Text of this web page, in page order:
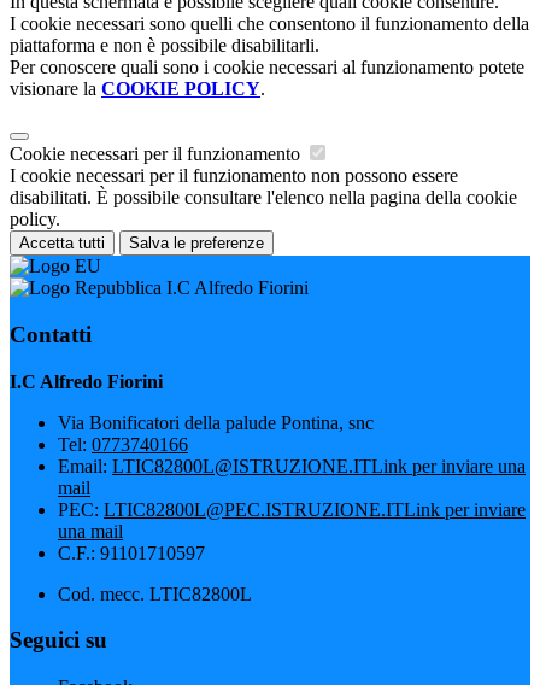
I cookie necessari sono quelli che consentono il funzionamento della
piattaforma e non è possibile disabilitarli.
Per conoscere quali sono i cookie necessari al funzionamento potete
visionare la COOKIE POLICY.
Cookie necessari per il funzionamento
I cookie necessari per il funzionamento non possono essere
disabilitati. È possibile consultare l'elenco nella pagina della cookie
policy.
Accetta tutti Salva le preferenze
I.C Alfredo Fiorini
Contatti
I.C Alfredo Fiorini
Via Bonificatori della palude Pontina, snc
Tel: 0773740166
Email: LTIC82800L@ISTRUZIONE.ITLink per inviare una
mail
PEC: LTIC82800L@PEC.ISTRUZIONE.ITLink per inviare
una mail
C.F.: 91101710597
Cod. mecc. LTIC82800L
Seguici su